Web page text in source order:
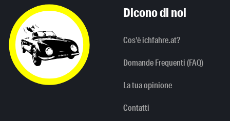
Dicono di noi
Cos'è ichfahre.at?
Domande Frequenti (FAQ)
La tua opinione
Contatti